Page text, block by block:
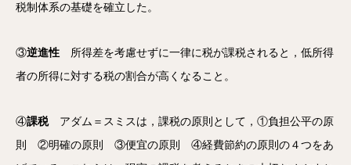
税制体系の基礎を確立した。
③逆進性 所得差を考慮せずに一律に税が課税されると，低所得
者の所得に対する税の割合が高くなること。
④課税アダム＝スミスは，課税の原則として，①負担公平の原
則 ②明確の原則 ③便宜の原則 ④経費節約の原則の４つをあ